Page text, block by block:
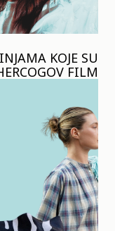
KOJE SU
FILM